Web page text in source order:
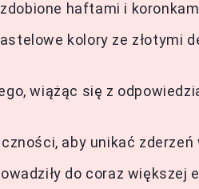
haftami i
kolory ze złotymi
wiążąc się z
aby unikać
do coraz większej